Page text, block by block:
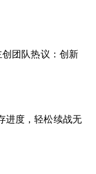
创团队热议：创新
进度，轻松续战无